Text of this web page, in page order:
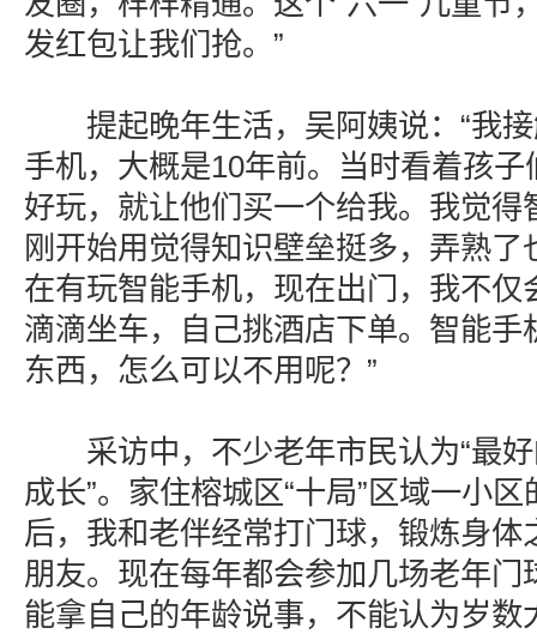
发红包让我们抢。”
提起晚年生活，吴阿姨说：“我接
手机，大概是10年前。当时看着孩
好玩，就让他们买一个给我。我觉得
刚开始用觉得知识壁垒挺多，弄熟
在有玩智能手机，现在出门，我不仅
滴滴坐车，自己挑酒店下单。智能手
东西，怎么可以不用呢？”
采访中，不少老年市民认为“最好
成长”。家住榕城区“十局”区域一小
后，我和老伴经常打门球，锻炼身体
朋友。现在每年都会参加几场老年门
能拿自己的年龄说事，不能认为岁数